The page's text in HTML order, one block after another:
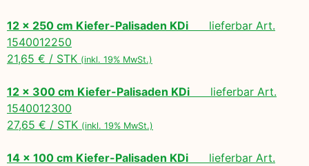
12 x 250 cm Kiefer-Palisaden KDi lieferbar Art.
1540012250
21,65 € / STK (inkl. 19% MwSt.)
12 x 300 cm Kiefer-Palisaden KDi lieferbar Art.
1540012300
27,65 € / STK (inkl. 19% MwSt.)
14 x 100 cm Kiefer-Palisaden KDi lieferbar Art.